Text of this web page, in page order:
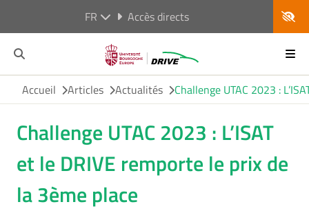
FR Accès directs
Accueil Articles Actualités Challenge UTAC 2023 :
Challenge UTAC 2023 : L’ISAT
et le DRIVE remporte le prix de
la 3ème place